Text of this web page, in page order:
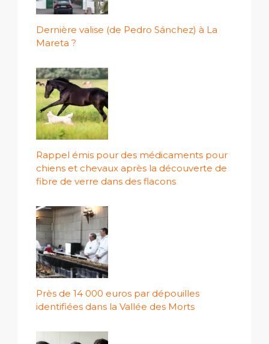
Dernière valise (de Pedro Sánchez) à La
Mareta ?
Rappel émis pour des médicaments pour
chiens et chevaux après la découverte de
fibre de verre dans des flacons
Près de 14 000 euros par dépouilles
identifiées dans la Vallée des Morts